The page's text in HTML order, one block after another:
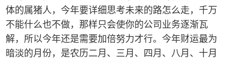
体的属猪人，今年要详细思考未来的路怎么走，千万
不能什么也不做，那样只会使你的公司业务逐渐瓦
解，所以今年还是需要加倍努力才行。今年财运最为
暗淡的月份，是农历二月、三月、四月、八月、十月